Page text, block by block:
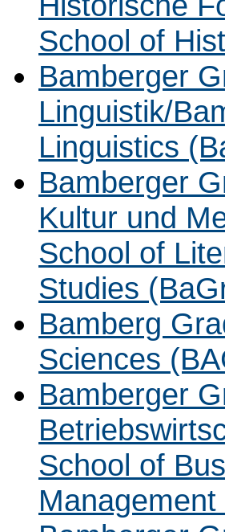
School of
Bamberger
Linguistik/
Linguistics
Bamberger
Kultur und
School of
Studies
Bamberg
Sciences
Bamberger
School of